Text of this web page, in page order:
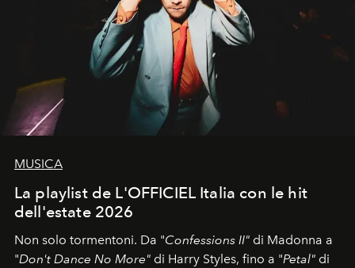
MUSICA
La playlist de L'OFFICIEL Italia con le hit
dell'estate 2026
Non solo tormentoni. Da "Confessions II" di Madonna a
"Don't Dance No More" di Harry Styles, fino a "Petal" di